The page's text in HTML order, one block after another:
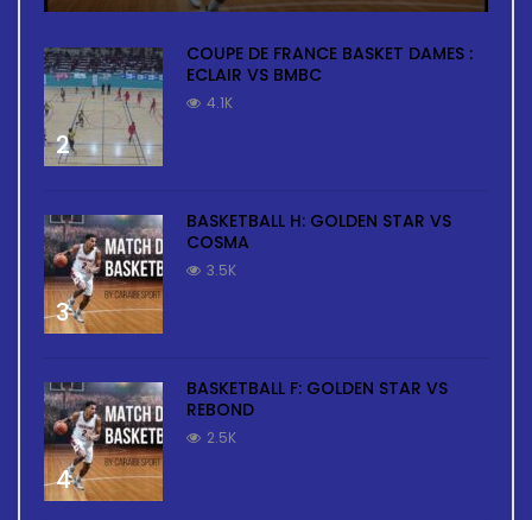
2
COUPE DE FRANCE BASKET DAMES :
ECLAIR VS BMBC
4.1K
3
BASKETBALL H: GOLDEN STAR VS
COSMA
3.5K
4
BASKETBALL F: GOLDEN STAR VS
REBOND
2.5K